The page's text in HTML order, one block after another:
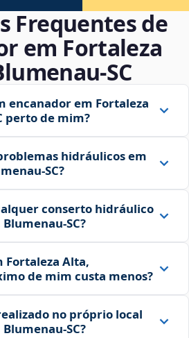
Frequentes de
em Fortaleza
encanador em Fortaleza
perto de mim?
hidráulicos em
conserto hidráulico
Fortaleza Alta,
de mim custa menos?
no próprio local